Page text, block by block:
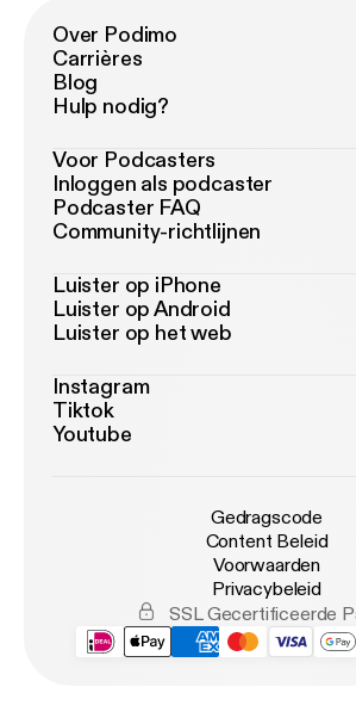
Over Podimo
Carrières
Blog
Hulp nodig?
Voor Podcasters
Inloggen als podcaster
Podcaster FAQ
Community-richtlijnen
Luister op iPhone
Luister op Android
Luister op het web
Instagram
Tiktok
Youtube
Gedragscode
Content Beleid
Voorwaarden
Privacybeleid
SSL Gecertificeerde